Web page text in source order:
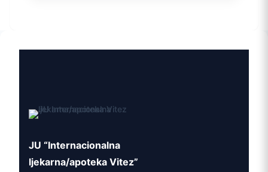
JU “Internacionalna
ljekarna/apoteka Vitez”